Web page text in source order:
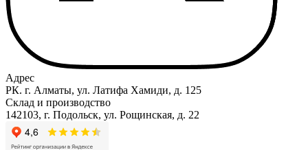
Адрес
РК. г. Алматы, ул. Латифа Хамиди, д. 125
Склад и производство
142103, г. Подольск, ул. Рощинская, д. 22